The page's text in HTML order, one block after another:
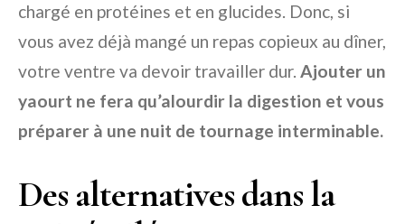
chargé en protéines et en glucides. Donc, si
vous avez déjà mangé un repas copieux au dîner,
votre ventre va devoir travailler dur. Ajouter un
yaourt ne fera qu’alourdir la digestion et vous
préparer à une nuit de tournage interminable.
Des alternatives dans la